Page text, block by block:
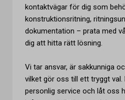
kontaktvägar för dig som
konstruktionsritning,
dokumentation – prata med
dig att hitta rätt lösning.
Vi tar ansvar, är sakkunniga
vilket gör oss till ett tryggt
personlig service och låt oss